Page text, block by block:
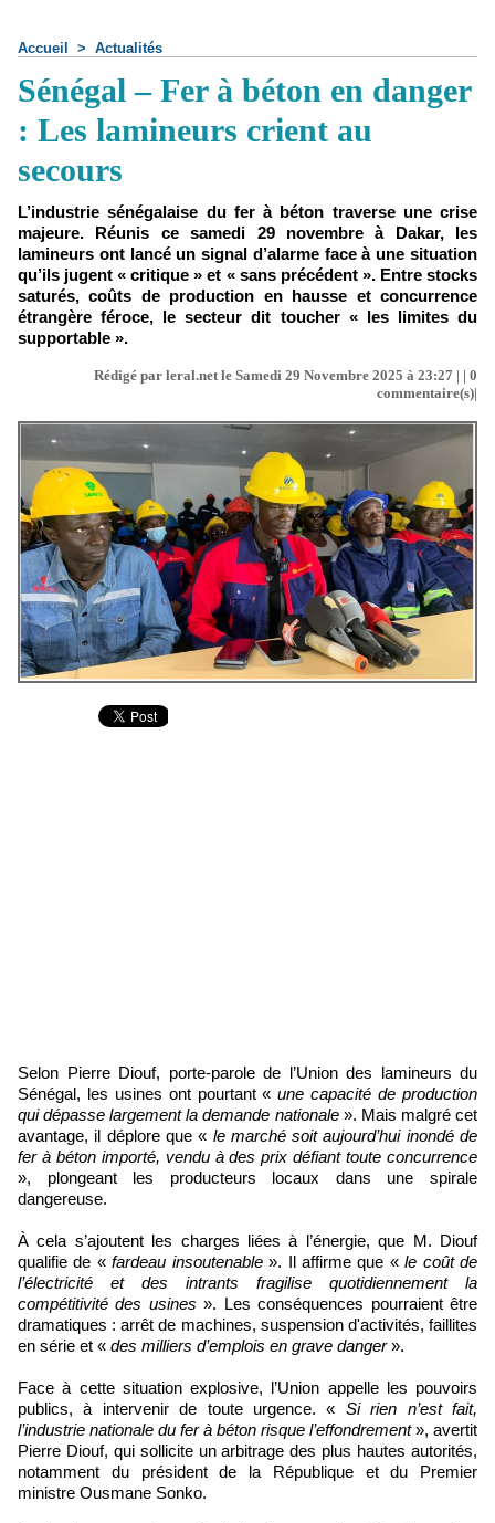
Accueil > Actualités
Sénégal – Fer à béton en danger
: Les lamineurs crient au
secours
L’industrie sénégalaise du fer à béton traverse une crise
majeure. Réunis ce samedi 29 novembre à Dakar, les
lamineurs ont lancé un signal d’alarme face à une situation
qu’ils jugent « critique » et « sans précédent ». Entre stocks
saturés, coûts de production en hausse et concurrence
étrangère féroce, le secteur dit toucher « les limites du
supportable ».
Rédigé par leral.net le Samedi 29 Novembre 2025 à 23:27 | | 0
commentaire(s)|
Selon Pierre Diouf, porte-parole de l’Union des lamineurs du
Sénégal, les usines ont pourtant «une capacité de production
qui dépasse largement la demande nationale». Mais malgré cet
avantage, il déplore que « le marché soit aujourd’hui inondé de
fer à béton importé, vendu à des prix défiant toute concurrence
», plongeant les producteurs locaux dans une spirale
dangereuse.
À cela s’ajoutent les charges liées à l’énergie, que M. Diouf
qualifie de «fardeau insoutenable». Il affirme que «le coût de
l’électricité et des intrants fragilise quotidiennement la
compétitivité des usines ». Les conséquences pourraient être
dramatiques : arrêt de machines, suspension d'activités, faillites
en série et « des milliers d’emplois en grave danger».
Face à cette situation explosive, l’Union appelle les pouvoirs
publics, à intervenir de toute urgence. « Si rien n’est fait,
l’industrie nationale du fer à béton risque l’effondrement», avertit
Pierre Diouf, qui sollicite un arbitrage des plus hautes autorités,
notamment du président de la République et du Premier
ministre Ousmane Sonko.